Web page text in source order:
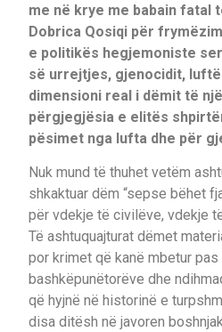
me në krye me babain fatal
Dobrica Qosiqi për
e politikës hegjemoniste
së urrejtjes, gjenocidit,
dimensioni real i dëmit të
përgjegjësia e elitës
pësimet nga lufta dhe për
Nuk mund të thuhet vetëm
shkaktuar dëm “sepse bëhet
për vdekje të civilëve, vdekje
Të ashtuquajturat dëmet
por krimet që kanë mbetur
bashkëpunëtorëve dhe
që hyjnë në historinë e
disa ditësh në javoren